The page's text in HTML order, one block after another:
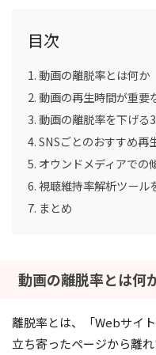
目次
動画の離脱率とは何か
動画の再生時間が重要
動画の離脱率を下げる
SNSごとのおすすめ再
オウンドメディアでの
視聴維持率解析ツール
まとめ
動画の離脱率とは何
離脱率とは、「Webサイ
立ち寄ったページから離れ